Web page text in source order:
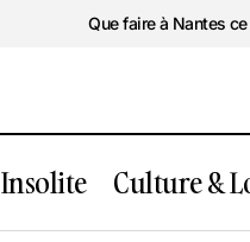
Que faire à Nantes
Insolite Culture &